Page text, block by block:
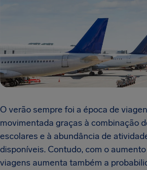
O verão sempre foi a época de
movimentada graças à combinação
escolares e à abundância de
disponíveis. Contudo, com o
viagens aumenta também a